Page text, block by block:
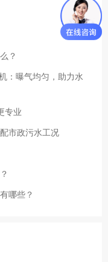
？
：曝气均匀，助力水
专业
市政污水工况
哪些？